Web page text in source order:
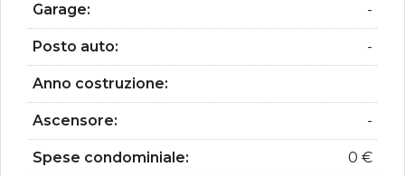
Garage: -
Posto auto: -
Anno costruzione:
Ascensore: -
Spese condominiale: 0 €